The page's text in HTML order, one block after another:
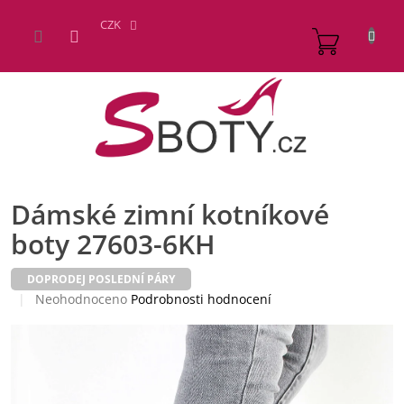
obsah
CZK
Dámské zimní kotníkové
boty 27603-6KH
DOPRODEJ POSLEDNÍ PÁRY
Průměrné
Neohodnoceno Podrobnosti hodnocení